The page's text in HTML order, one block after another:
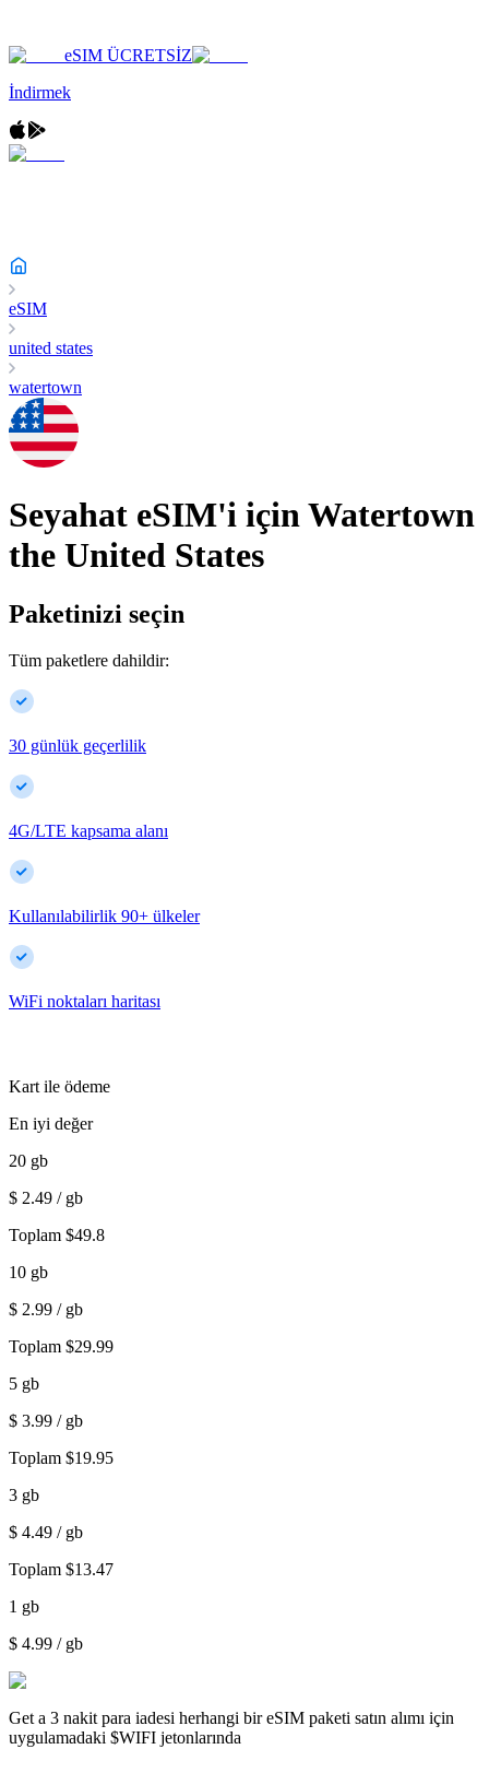
eSIM ÜCRETSİZ
İndirmek
eSIM
united states
watertown
Seyahat eSIM'i içinWatertown
the United States
Paketinizi seçin
Tüm paketlere dahildir:
30 günlük geçerlilik
4G/LTE kapsama alanı
Kullanılabilirlik 90+ ülkeler
WiFi noktaları haritası
Kart ile ödeme
En iyi değer
20 gb
$ 2.49 / gb
Toplam $49.8
10 gb
$ 2.99 / gb
Toplam $29.99
5 gb
$ 3.99 / gb
Toplam $19.95
3 gb
$ 4.49 / gb
Toplam $13.47
1 gb
$ 4.99 / gb
Get a 3 nakit para iadesi herhangi bir eSIM paketi satın alımı için
uygulamadaki $WIFI jetonlarında